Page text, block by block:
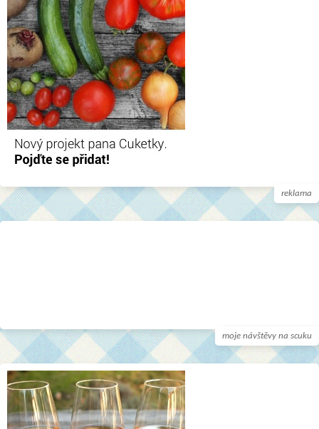
reklama
moje návštěvy na scuku